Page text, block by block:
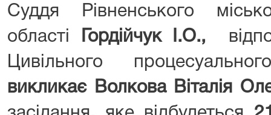
Суддя Рівненського
області
Гордійчук І.О.,
Цивільного
викликає
Волкова Віталія